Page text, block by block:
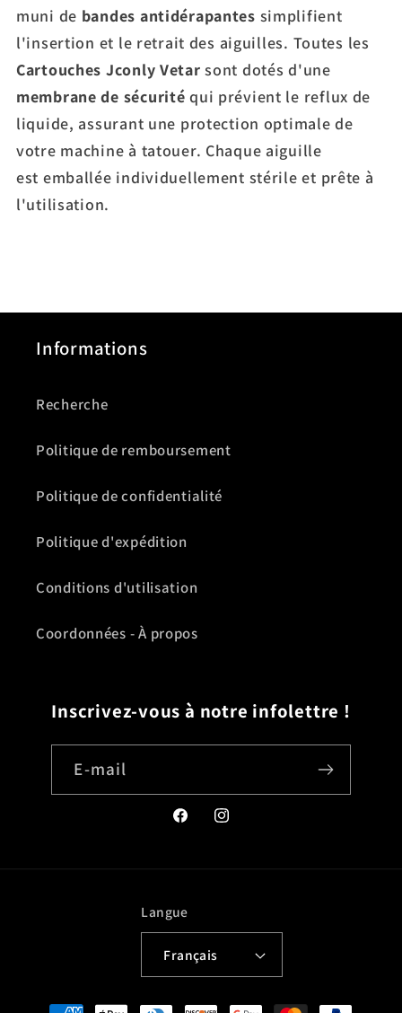
muni de bandes antidérapantes simplifient
l'insertion et le retrait des aiguilles. Toutes les
Cartouches Jconly Vetar sont dotés d'une
membrane de sécurité qui prévient le reflux de
liquide, assurant une protection optimale de
votre machine à tatouer. Chaque aiguille
est emballée individuellement stérile et prête à
l'utilisation.
Informations
Recherche
Politique de remboursement
Politique de confidentialité
Politique d'expédition
Conditions d'utilisation
Coordonnées - À propos
Inscrivez-vous à notre infolettre !
E-mail
FacebookInstagram
Langue
Français
Moyens